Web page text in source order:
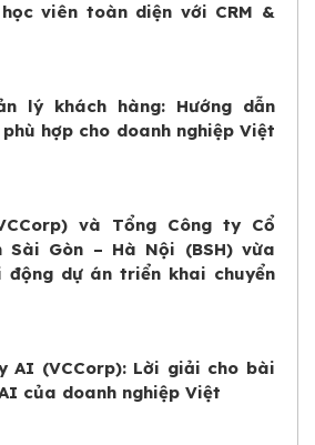
viên toàn diện với CRM &
lý khách hàng: Hướng dẫn
hợp cho doanh nghiệp Việt
và Tổng Công ty Cổ
Sài Gòn – Hà Nội (BSH) vừa
động dự án triển khai chuyển
AI (VCCorp): Lời giải cho bài
của doanh nghiệp Việt